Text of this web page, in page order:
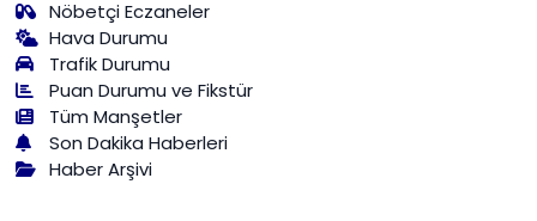
Nöbetçi Eczaneler
Hava Durumu
Trafik Durumu
Puan Durumu ve Fikstür
Tüm Manşetler
Son Dakika Haberleri
Haber Arşivi